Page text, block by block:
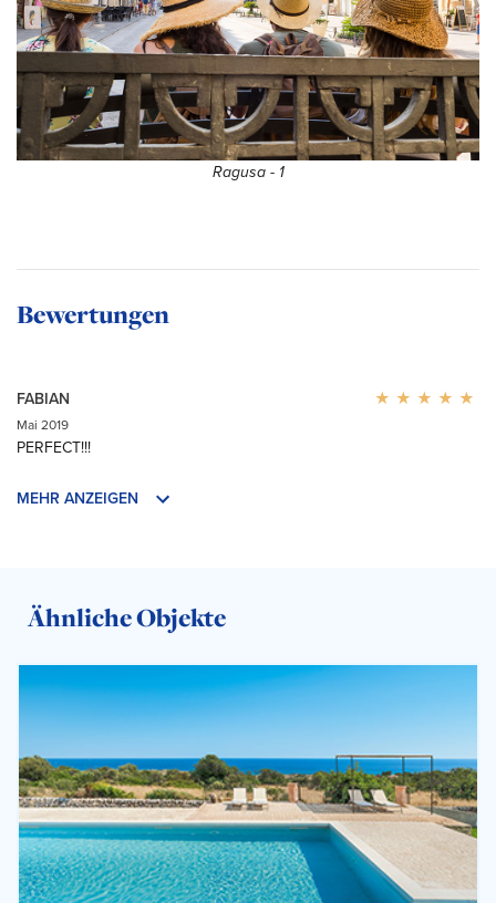
Ragusa - 1
Bewertungen
FABIAN
Mai 2019
PERFECT!!!
MEHR ANZEIGEN
Ähnliche Objekte